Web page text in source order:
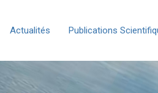
Actualités Publications